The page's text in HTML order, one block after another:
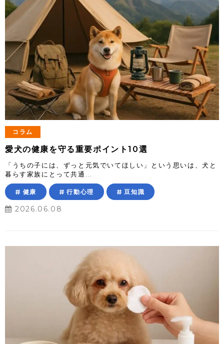
コラム
愛犬の健康を守る重要ポイント10選
「うちの子には、ずっと元気でいてほしい」という思いは、犬と
暮らす家族にとって共通...
健康 行動心理 豆知識
2026.06.08